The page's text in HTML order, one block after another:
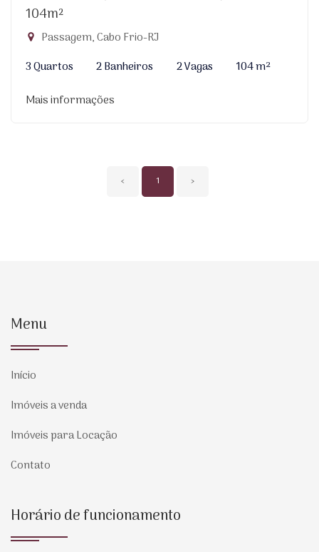
104m²
Passagem, Cabo Frio-RJ
3 Quartos
2 Banheiros 2 Vagas
104 m²
Mais informações
‹ 1 ›
Menu
Início
Imóveis a venda
Imóveis para Locação
Contato
Horário de funcionamento